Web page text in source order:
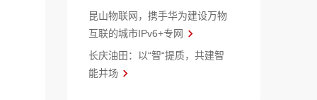
昆山物联网，携手华为建设万物
互联的城市IPv6+专网
长庆油田：以“智“提质，共建智
能井场